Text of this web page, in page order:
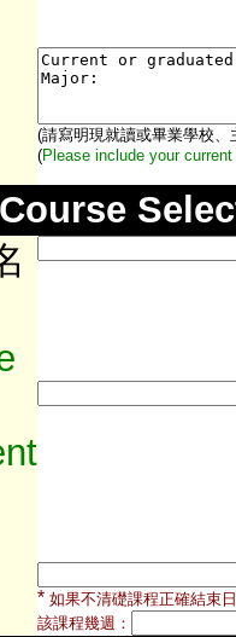
(請寫明現就讀或畢業學校、
(Please include your
Course
* 如果不清礎課程正確結束
該課程幾週：